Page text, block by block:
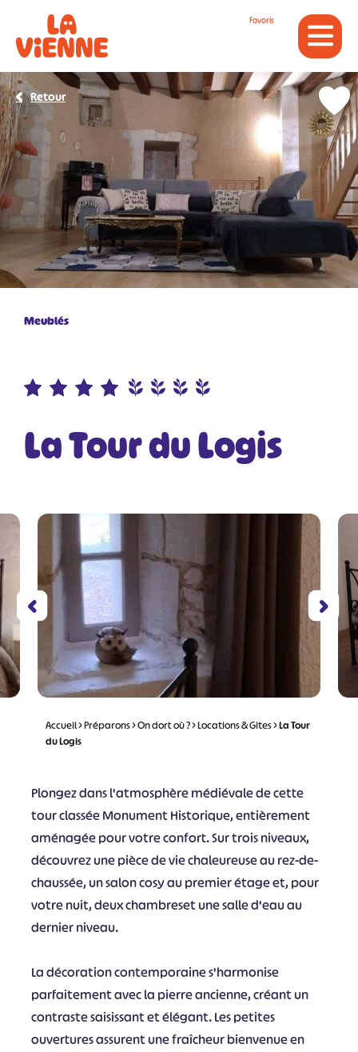
Favoris
Meublés
La Tour du Logis
Retour
Accueil>Préparons>On dort où ?>Locations & Gites>La Tour
du Logis
Plongez dans l'atmosphère médiévale de cette
tour classée Monument Historique, entièrement
aménagée pour votre confort. Sur trois niveaux,
découvrez une pièce de vie chaleureuse au rez-de-
chaussée, un salon cosy au premier étage et, pour
votre nuit, deux chambreset une salle d'eau au
dernier niveau.
La décoration contemporaine s'harmonise
parfaitement avec la pierre ancienne, créant un
contraste saisissant et élégant. Les petites
ouvertures assurent une fraîcheur bienvenue en